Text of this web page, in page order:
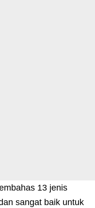
13 jenis
sangat baik untuk